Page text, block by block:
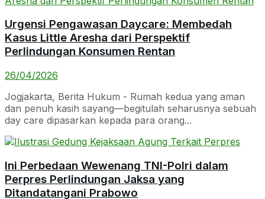
Urgensi Pengawasan Daycare: Membedah
Kasus Little Aresha dari Perspektif
Perlindungan Konsumen Rentan
26/04/2026
Jogjakarta, Berita Hukum - Rumah kedua yang aman
dan penuh kasih sayang—begitulah seharusnya sebuah
day care dipasarkan kepada para orang...
Ini Perbedaan Wewenang TNI-Polri dalam
Perpres Perlindungan Jaksa yang
Ditandatangani Prabowo